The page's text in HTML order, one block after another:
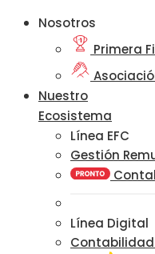
Nosotros
Primera
Nuestro
Ecosistema
Línea EFC
Gestión
Línea Digital